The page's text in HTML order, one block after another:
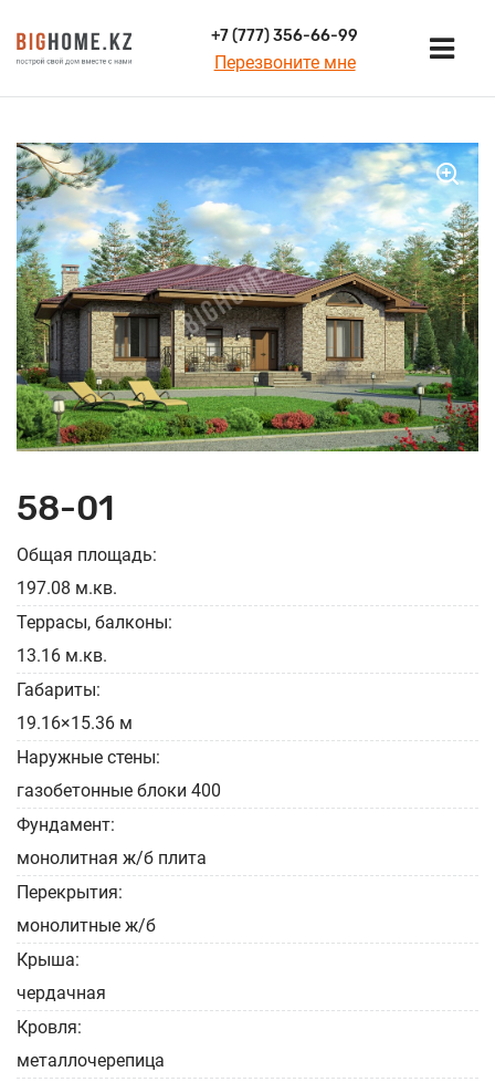
+7 (777) 356-66-99
Перезвоните мне
58-01
Общая площадь:
197.08 м.кв.
Террасы, балконы:
13.16 м.кв.
Габариты:
19.16×15.36 м
Наружные стены:
газобетонные блоки 400
Фундамент:
монолитная ж/б плита
Перекрытия:
монолитные ж/б
Крыша:
чердачная
Кровля:
металлочерепица